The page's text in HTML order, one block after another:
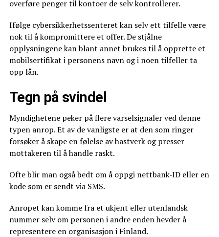
overføre penger til kontoer de selv kontrollerer.
Ifølge cybersikkerhetssenteret kan selv ett tilfelle være
nok til å kompromittere et offer. De stjålne
opplysningene kan blant annet brukes til å opprette et
mobilsertifikat i personens navn og i noen tilfeller ta
opp lån.
Tegn på svindel
Myndighetene peker på flere varselsignaler ved denne
typen anrop. Et av de vanligste er at den som ringer
forsøker å skape en følelse av hastverk og presser
mottakeren til å handle raskt.
Ofte blir man også bedt om å oppgi nettbank‑ID eller en
kode som er sendt via SMS.
Anropet kan komme fra et ukjent eller utenlandsk
nummer selv om personen i andre enden hevder å
representere en organisasjon i Finland.